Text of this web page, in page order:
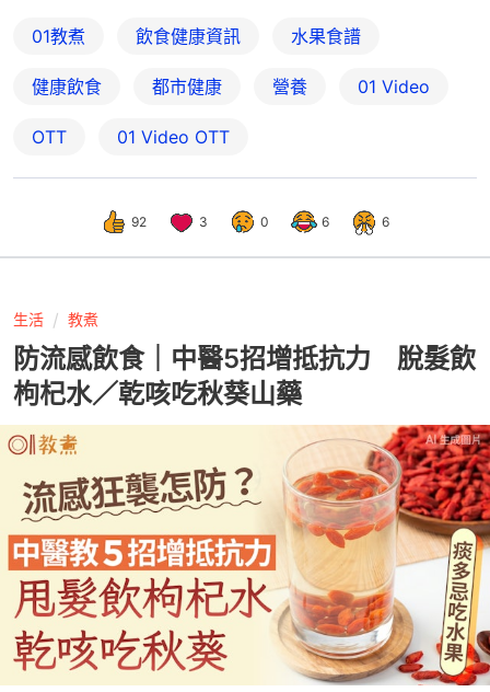
01教煮 飲食健康資訊 水果食譜
健康飲食 都市健康 營養 01 Video
OTT 01‌ ‌Video‌ ‌OTT
92 3 0 6 6
生活 教煮
防流感飲食｜中醫5招增抵抗力 脫髮飲
枸杞水／乾咳吃秋葵山藥